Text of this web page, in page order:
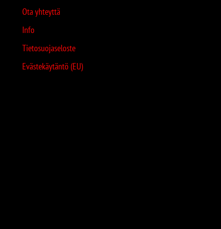
Ota yhteyttä
Info
Tietosuojaseloste
Evästekäytäntö (EU)